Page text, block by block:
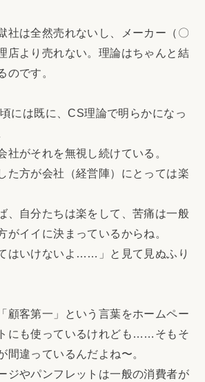
社は全然売れないし、メーカー（〇
店より売れない。理論はちゃんと結
のです。
には既に、CS理論で明らかになっ
がそれを無視し続けている。
た方が会社（経営陣）にとっては楽
、自分たちは楽をして、苦痛は一般
がイイに決まっているからね。
はいけないよ……」と見て見ぬふり
顧客第一」という言葉をホームペー
にも使っているけれども……そもそ
間違っているんだよね〜。
ジやパンフレットは一般の消費者が